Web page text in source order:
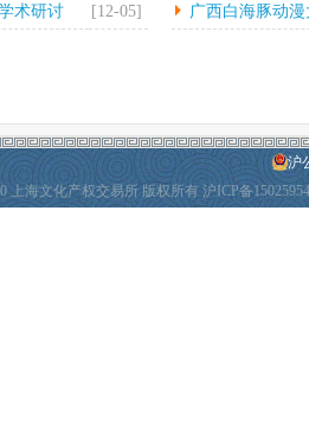
术研讨
[12-05]
广西白海豚动
沪
上海文化产权交易所 版权所有沪ICP备